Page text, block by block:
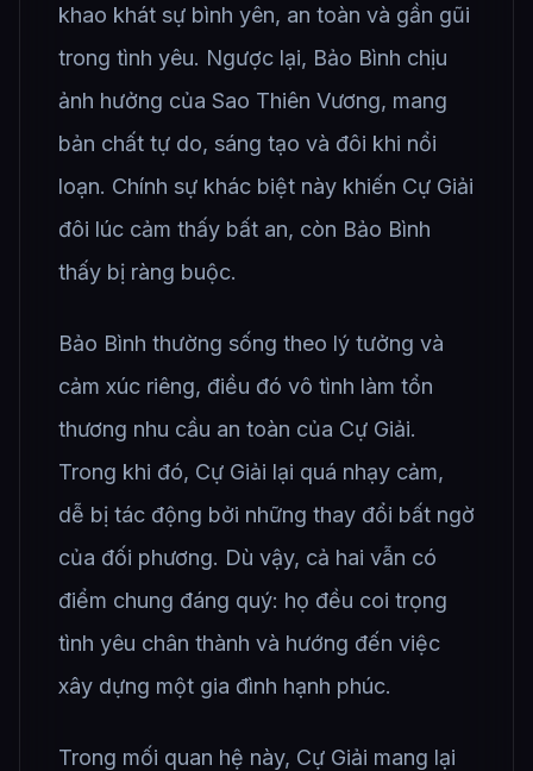
khao khát sự bình yên, an toàn và gần gũi
trong tình yêu. Ngược lại, Bảo Bình chịu
ảnh hưởng của Sao Thiên Vương, mang
bản chất tự do, sáng tạo và đôi khi nổi
loạn. Chính sự khác biệt này khiến Cự Giải
đôi lúc cảm thấy bất an, còn Bảo Bình
thấy bị ràng buộc.
Bảo Bình thường sống theo lý tưởng và
cảm xúc riêng, điều đó vô tình làm tổn
thương nhu cầu an toàn của Cự Giải.
Trong khi đó, Cự Giải lại quá nhạy cảm,
dễ bị tác động bởi những thay đổi bất ngờ
của đối phương. Dù vậy, cả hai vẫn có
điểm chung đáng quý: họ đều coi trọng
tình yêu chân thành và hướng đến việc
xây dựng một gia đình hạnh phúc.
Trong mối quan hệ này, Cự Giải mang lại